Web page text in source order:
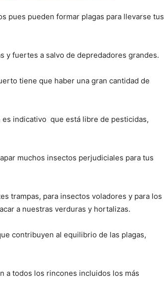
pues pueden formar plagas para llevarse tus
y fuertes a salvo de depredadores grandes.
tiene que haber una gran cantidad de
indicativo que está libre de pesticidas,
muchos insectos perjudiciales para tus
trampas, para insectos voladores y para los
a nuestras verduras y hortalizas.
contribuyen al equilibrio de las plagas,
a todos los rincones incluidos los más